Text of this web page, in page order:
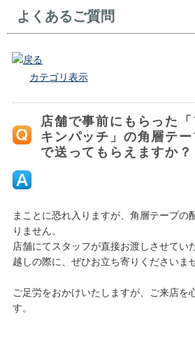
よくあるご質問
戻る
カテゴリ表示
店舗で事前にもらった
キンパッチ」の角層テ
で送ってもらえますか？
まことに恐れ入りますが、角層テープの
りません。
店舗にてスタッフが直接お渡しさせてい
越しの際に、ぜひお立ち寄りくださいませ
ご足労をおかけいたしますが、ご来店を
す。